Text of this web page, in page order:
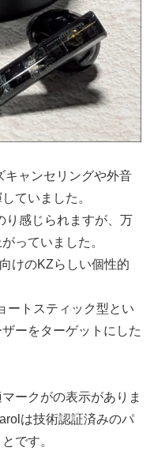
キャンセリングや外音
ていました。
り感じられますが、万
っていました。
けのKZらしい個性的
ートスティック型とい
ーをターゲットにした
ークがの表示がありま
は技術認証済みのパ
です。